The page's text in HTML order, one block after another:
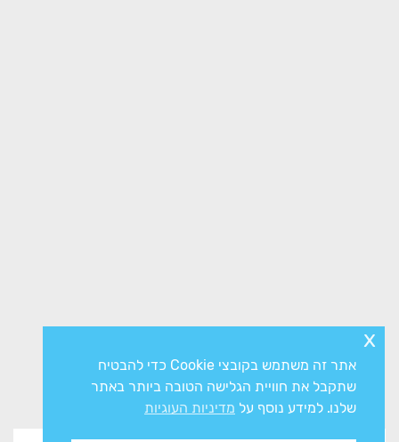
אתר זה משתמש בקובצי Cookie כדי להבטיח
שתקבל את חוויית הגלישה הטובה ביותר באתר
שלנו. למידע נוסף על מדיניות העוגיות
x